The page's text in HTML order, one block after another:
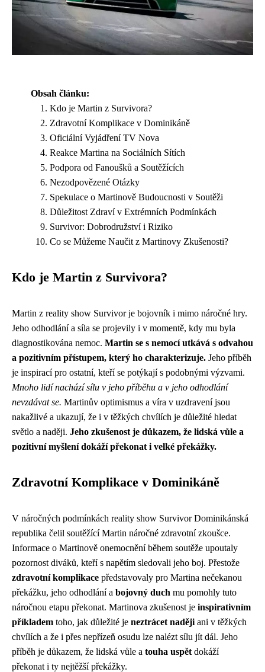
Obsah článku:
Kdo je Martin z Survivora?
Zdravotní Komplikace v Dominikáně
Oficiální Vyjádření TV Nova
Reakce Martina na Sociálních Sítích
Podpora od Fanoušků a Soutěžících
Nezodpovězené Otázky
Spekulace o Martinově Budoucnosti v Soutěži
Důležitost Zdraví v Extrémních Podmínkách
Survivor: Dobrodružství i Riziko
Co se Můžeme Naučit z Martinovy ​​Zkušenosti?
Kdo je Martin z Survivora?
Martin z reality show Survivor je bojovník i mimo náročné hry.
Jeho odhodlání a síla se projevily i v momentě, kdy mu byla
diagnostikována nemoc. Martin se s nemocí utkává s odvahou
a pozitivním přístupem, který ho charakterizuje. Jeho příběh
je inspirací pro ostatní, kteří se potýkají s podobnými výzvami.
Mnoho lidí nachází sílu v jeho příběhu a v jeho odhodlání
nevzdávat se. Martinův optimismus a víra v uzdravení jsou
nakažlivé a ukazují, že i v těžkých chvílích je důležité hledat
světlo a naději. Jeho zkušenost je důkazem, že lidská vůle a
pozitivní myšlení dokáží překonat i velké překážky.
Zdravotní Komplikace v Dominikáně
V náročných podmínkách reality show Survivor Dominikánská
republika čelil soutěžící Martin náročné zdravotní zkoušce.
Informace o Martinově onemocnění během soutěže upoutaly
pozornost diváků, kteří s napětím sledovali jeho boj. Přestože
zdravotní komplikace představovaly pro Martina nečekanou
překážku, jeho odhodlání a bojovný duch mu pomohly tuto
náročnou etapu překonat. Martinova zkušenost je inspirativním
příkladem toho, jak důležité je neztrácet naději ani v těžkých
chvílích a že i přes nepřízeň osudu lze nalézt sílu jít dál. Jeho
příběh je důkazem, že lidská vůle a touha uspět dokáží
překonat i ty nejtěžší překážky.